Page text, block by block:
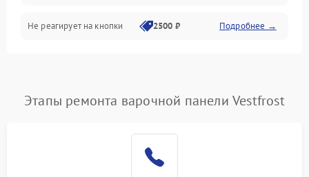
Не реагирует на кнопки 2500 ₽ Подробнее →
Этапы ремонта варочной панели Vestfrost